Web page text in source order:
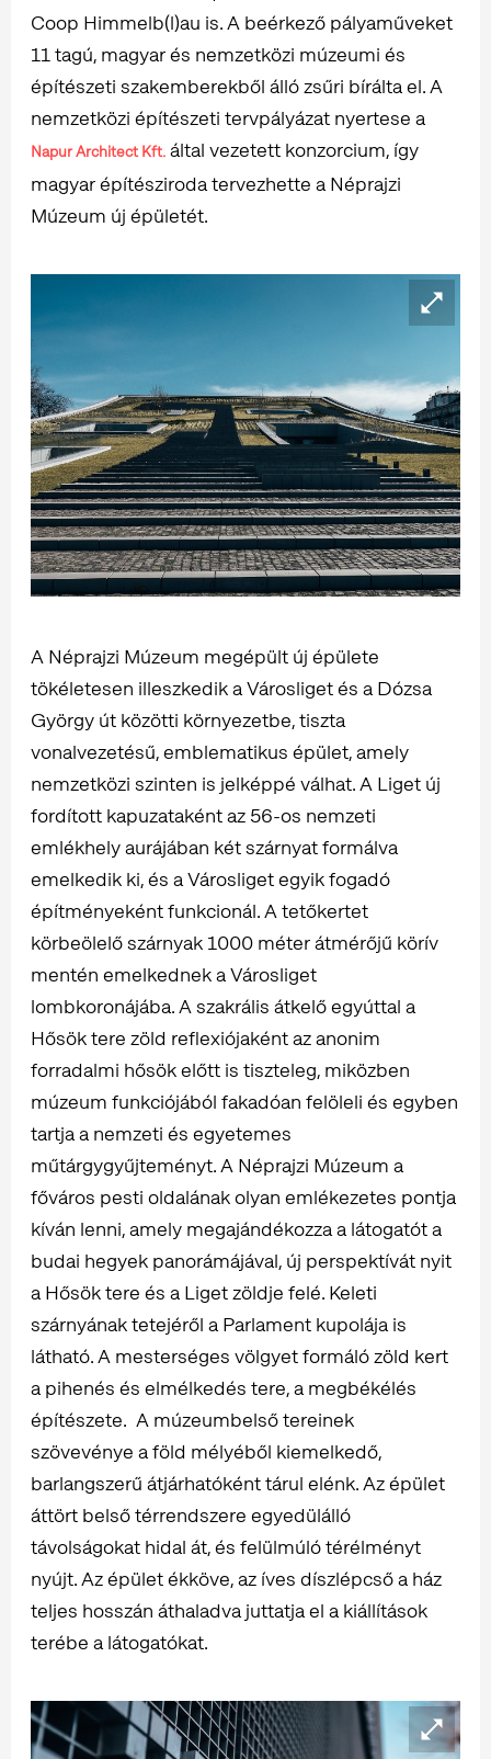
Coop Himmelb(l)au is. A beérkező pályaműveket
11 tagú, magyar és nemzetközi múzeumi és
építészeti szakemberekből álló zsűri bírálta el. A
nemzetközi építészeti tervpályázat nyertese a
Napur Architect Kft. által vezetett konzorcium, így
magyar építésziroda tervezhette a Néprajzi
Múzeum új épületét.
A Néprajzi Múzeum megépült új épülete
tökéletesen illeszkedik a Városliget és a Dózsa
György út közötti környezetbe, tiszta
vonalvezetésű, emblematikus épület, amely
nemzetközi szinten is jelképpé válhat. A Liget új
fordított kapuzataként az 56-os nemzeti
emlékhely aurájában két szárnyat formálva
emelkedik ki, és a Városliget egyik fogadó
építményeként funkcionál. A tetőkertet
körbeölelő szárnyak 1000 méter átmérőjű körív
mentén emelkednek a Városliget
lombkoronájába. A szakrális átkelő egyúttal a
Hősök tere zöld reflexiójaként az anonim
forradalmi hősök előtt is tiszteleg, miközben
múzeum funkciójából fakadóan felöleli és egyben
tartja a nemzeti és egyetemes
műtárgygyűjteményt. A Néprajzi Múzeum a
főváros pesti oldalának olyan emlékezetes pontja
kíván lenni, amely megajándékozza a látogatót a
budai hegyek panorámájával, új perspektívát nyit
a Hősök tere és a Liget zöldje felé. Keleti
szárnyának tetejéről a Parlament kupolája is
látható. A mesterséges völgyet formáló zöld kert
a pihenés és elmélkedés tere, a megbékélés
építészete. A múzeumbelső tereinek
szövevénye a föld mélyéből kiemelkedő,
barlangszerű átjárhatóként tárul elénk. Az épület
áttört belső térrendszere egyedülálló
távolságokat hidal át, és felülmúló térélményt
nyújt. Az épület ékköve, az íves díszlépcső a ház
teljes hosszán áthaladva juttatja el a kiállítások
terébe a látogatókat.